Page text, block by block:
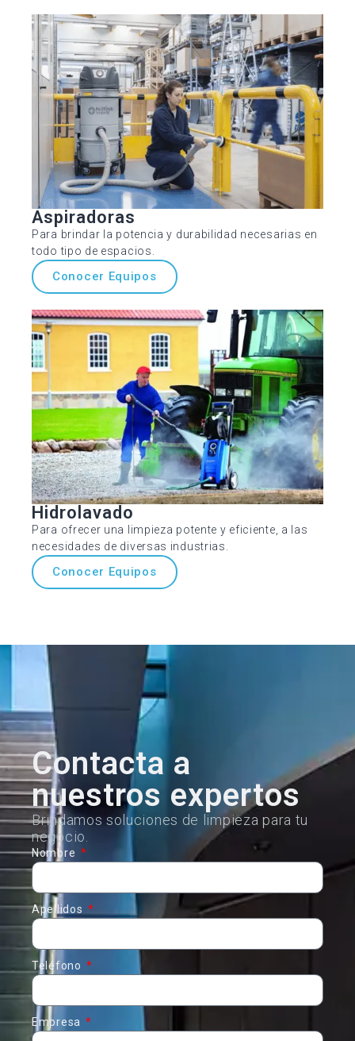
Aspiradoras
Para brindar la potencia y durabilidad necesarias en
todo tipo de espacios.
Conocer Equipos
Hidrolavado
Para ofrecer una limpieza potente y eficiente, a las
necesidades de diversas industrias.
Conocer Equipos
Contacta a
nuestros expertos
Brindamos soluciones de limpieza para tu
negocio.
Nombre
Apellidos
Teléfono
Empresa